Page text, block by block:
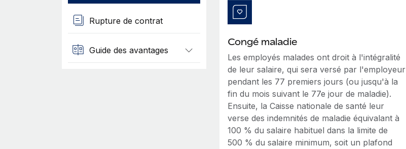
Rupture de contrat
Guide des avantages
Congé maladie
Les employés malades ont droit à l'intégralité
de leur salaire, qui sera versé par l'employeur
pendant les 77 premiers jours (ou jusqu'à la
fin du mois suivant le 77e jour de maladie).
Ensuite, la Caisse nationale de santé leur
verse des indemnités de maladie équivalant à
100 % du salaire habituel dans la limite de
500 % du salaire minimum, soit un plafond